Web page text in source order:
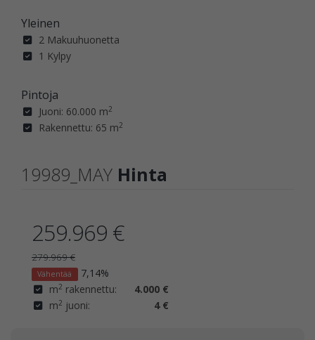
Yleinen
2 Makuuhuonetta
1 Kylpy
Pintoja
Juoni: 60.000 m2
Rakennettu: 65 m2
19989_MAY Hinta
259.969 €
279.969 €
Vähentää
7,14%
m2 rakennettu:
4.000 €
m2 juoni: 4 €